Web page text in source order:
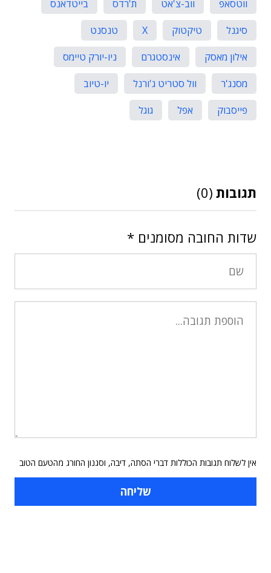
ווטסאפ ווב-צ'אט ת'רדס
בייטדאנס
סיגנל
טיקטוק X
טנסנט
אילון מאסק
אינסטגרם
ניו-יורק טיימס
מסנג'ר
וול סטריט ג'ורנל
יו-טיוב
פייסבוק
אפל גוגל
תגובות (0)
שדות החובה מסומנים *
אין לשלוח תגובות הכוללות דברי הסתה, דיבה, וסגנון החורג מהטעם הטוב